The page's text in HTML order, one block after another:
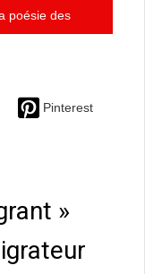
poésie des
Pinterest
»